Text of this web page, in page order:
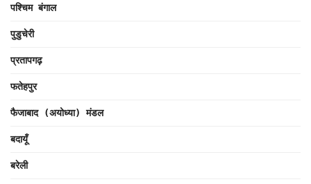
पश्चिम बंगाल
पुडुचेरी
प्रतापगढ़
फतेहपुर
फैजाबाद (अयोध्या) मंडल
बदायूँ
बरेली